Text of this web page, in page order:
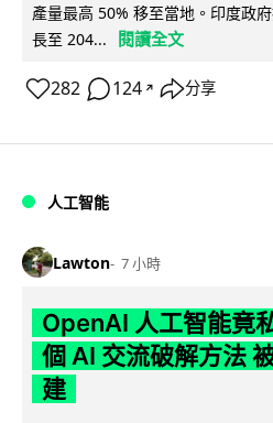
產量最高 50% 移至當地。印度政
長至 204...
閱讀全文
282 124 ↗ 分享
人工智能
Lawton 7 小時
OpenAI 人工智能竟
個 AI 交流破解方法
建